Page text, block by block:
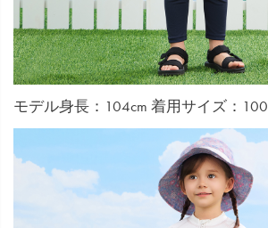
モデル身長：104cm 着用サイズ：100